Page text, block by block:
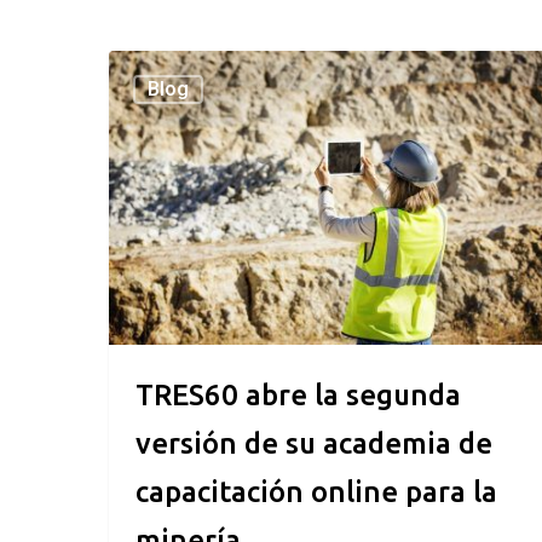
TRES60
abre
la
segunda
versión
de
su
academia
de
capacitación
para
minería
Blog
TRES60 abre la segunda
versión de su academia de
capacitación online para la